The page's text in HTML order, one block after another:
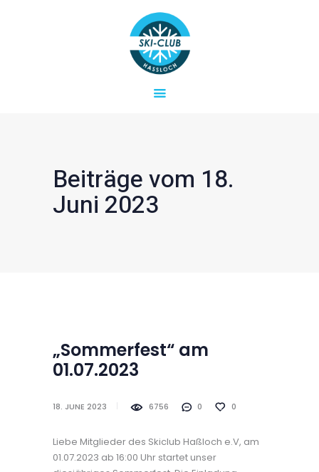
Beiträge vom 18.
Juni 2023
SKICLUB HASSLOCH E.V.
Ski- und Snowboard-Freizeiten in der Region
Termine & Fahrten
„Sommerfest“ am
01.07.2023
18. JUNE 2023 6756 0 0
Liebe Mitglieder des Skiclub Haßloch e.V, am
01.07.2023 ab 16:00 Uhr startet unser